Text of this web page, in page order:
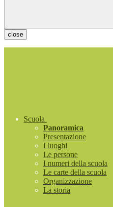
close
Scuola
Panoramica
Presentazione
I luoghi
Le persone
I numeri della scuola
Le carte della scuola
Organizzazione
La storia